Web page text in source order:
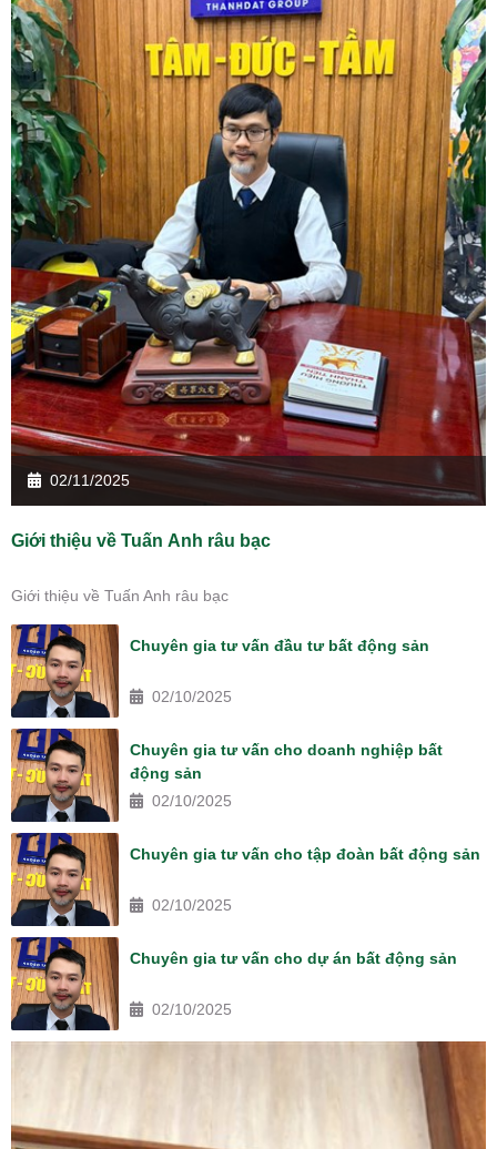
02/11/2025
Giới thiệu về Tuấn Anh râu bạc
Giới thiệu về Tuấn Anh râu bạc
Chuyên gia tư vấn đầu tư bất động sản
02/10/2025
Chuyên gia tư vấn cho doanh nghiệp bất
động sản
02/10/2025
Chuyên gia tư vấn cho tập đoàn bất động sản
02/10/2025
Chuyên gia tư vấn cho dự án bất động sản
02/10/2025